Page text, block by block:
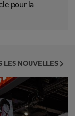
pour la
LES NOUVELLES